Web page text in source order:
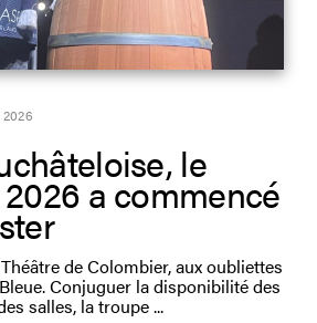
le
a commencé
de Colombier, aux oubliettes
Conjuguer la disponibilité des
salles, la troupe